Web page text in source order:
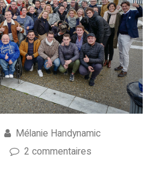
Mélanie Handynamic
2 commentaires